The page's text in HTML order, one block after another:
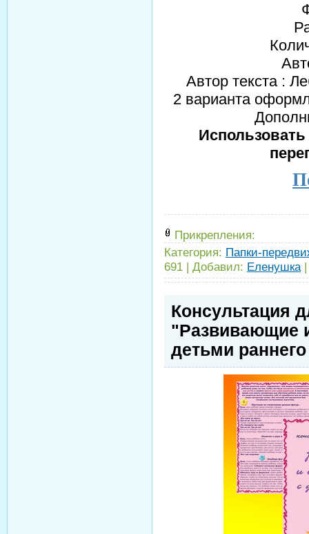
Автор текста :
2 варианта
Прикрепления:
Категория: Папки-
691 | Добавил: Еленушка
Консультация
"Развивающие
детьми